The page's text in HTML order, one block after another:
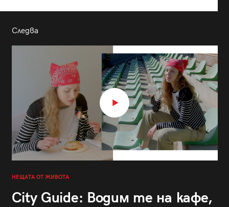
Следва
НЕЩАТА ОТ ЖИВОТА
City Guide: Водим те на кафе,